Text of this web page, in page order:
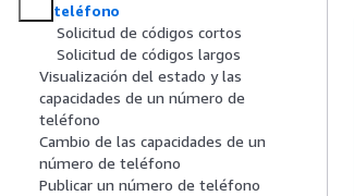
teléfono
Solicitud de códigos cortos
Solicitud de códigos largos
Visualización del estado y las
capacidades de un número de
teléfono
Cambio de las capacidades de un
número de teléfono
Publicar un número de teléfono